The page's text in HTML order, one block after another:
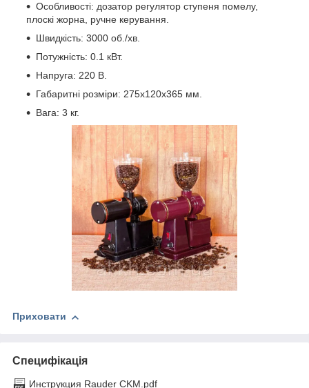
Особливості: дозатор регулятор ступеня помелу,
плоскі жорна, ручне керування.
Швидкість: 3000 об./хв.
Потужність: 0.1 кВт.
Напруга: 220 В.
Габаритні розміри: 275х120х365 мм.
Вага: 3 кг.
Приховати
Специфікація
Инструкция Rauder CKM.pdf